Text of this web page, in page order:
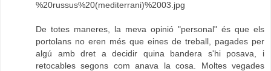
%20russus%20(mediterrani)%2003.jpg
De totes maneres, la meva opinió "personal" és que els
portolans no eren més que eines de treball, pagades per
algú amb dret a decidir quina bandera s'hi posava, i
retocables segons com anava la cosa. Moltes vegades